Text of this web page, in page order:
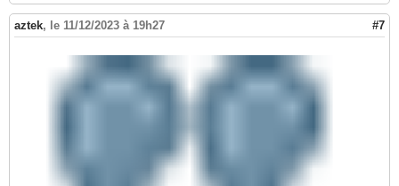
aztek, le 11/12/2023 à 19h27 #7